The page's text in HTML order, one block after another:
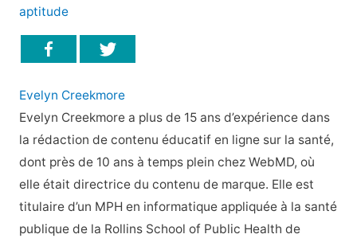
aptitude
Evelyn Creekmore
Evelyn Creekmore a plus de 15 ans d’expérience dans
la rédaction de contenu éducatif en ligne sur la santé,
dont près de 10 ans à temps plein chez WebMD, où
elle était directrice du contenu de marque. Elle est
titulaire d’un MPH en informatique appliquée à la santé
publique de la Rollins School of Public Health de